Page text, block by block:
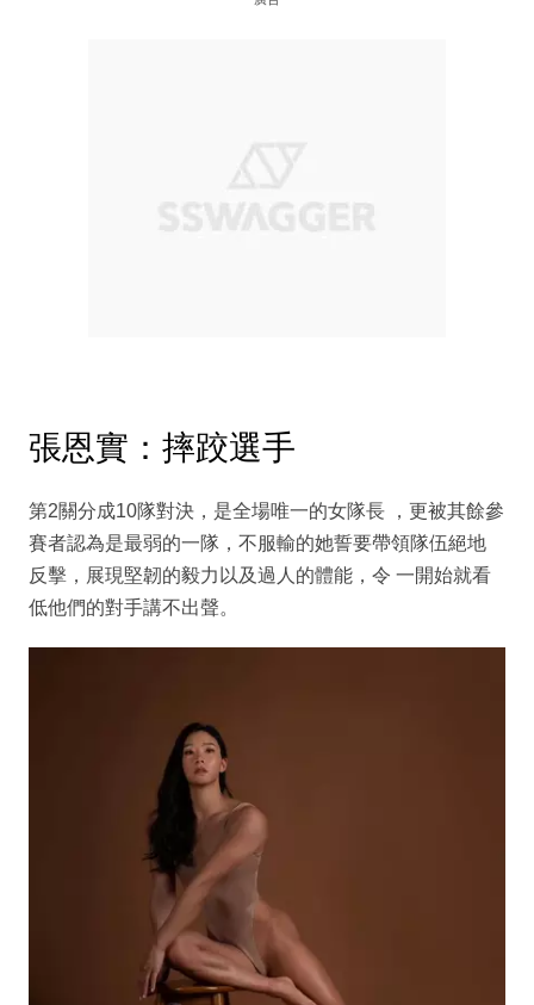
張恩實：摔跤選手
第2關分成10隊對決，是全場唯一的女隊長 ，更被其餘參
賽者認為是最弱的一隊，不服輸的她誓要帶領隊伍絕地
反擊，展現堅韌的毅力以及過人的體能，令 一開始就看
低他們的對手講不出聲。